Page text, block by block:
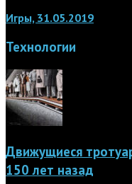
Игры, 31.05.2019
Технологии
Движущиеся
150 лет назад